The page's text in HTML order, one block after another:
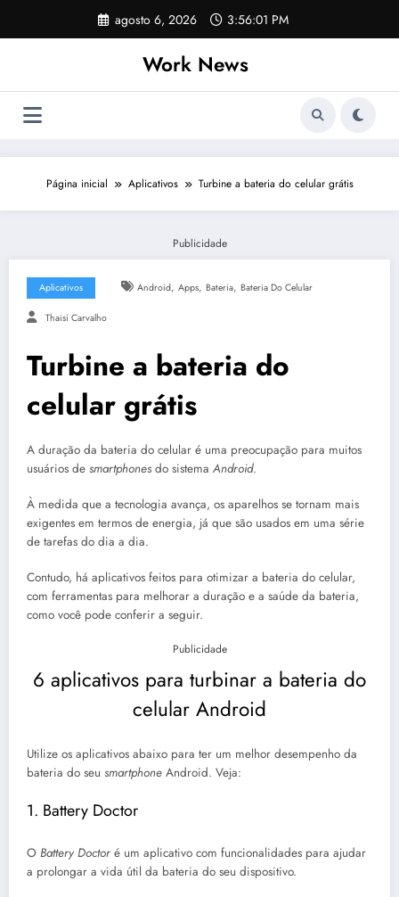
o
agosto 6, 2026 3:56:01 PM
Work News
Página inicial Aplicativos Turbine a bateria do celular grátis
Publicidade
Aplicativos Android, Apps, Bateria, Bateria Do Celular
Thaisi Carvalho
Turbine a bateria do
celular grátis
A duração da bateria do celular é uma preocupação para muitos
usuários de smartphones do sistema Android.
À medida que a tecnologia avança, os aparelhos se tornam mais
exigentes em termos de energia, já que são usados em uma série
de tarefas do dia a dia.
Contudo, há aplicativos feitos para otimizar a bateria do celular,
com ferramentas para melhorar a duração e a saúde da bateria,
como você pode conferir a seguir.
Publicidade
6 aplicativos para turbinar a bateria do
celular Android
Utilize os aplicativos abaixo para ter um melhor desempenho da
bateria do seu smartphone Android. Veja:
1. Battery Doctor
O Battery Doctor é um aplicativo com funcionalidades para ajudar
a prolongar a vida útil da bateria do seu dispositivo.